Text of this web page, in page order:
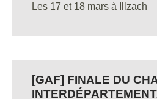
Les 17 et 18 mars à Illzach
[GAF] FINALE DU